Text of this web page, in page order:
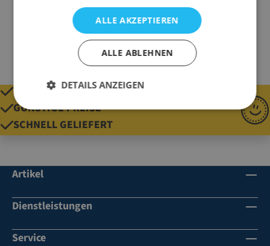
Gewicht
57 g
QUALITÄT SEIT 1920
GÜNSTIGE PREISE
SCHNELL GELIEFERT
Artikel
Dienstleistungen
Service
ALLE AKZEPTIEREN
ALLE ABLEHNEN
DETAILS ANZEIGEN